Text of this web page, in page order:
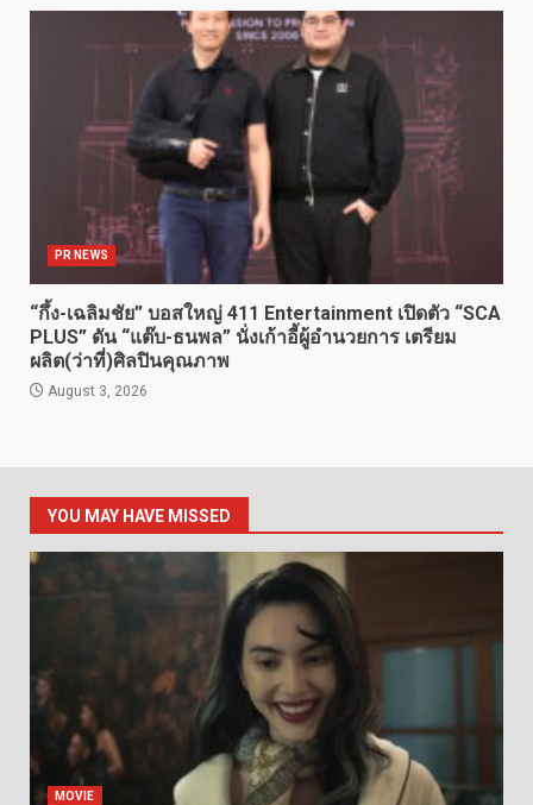
PR NEWS
“กึ้ง-เฉลิมชัย” บอสใหญ่ 411 Entertainment เปิดตัว “SCA
PLUS” ดัน “แต๊บ-ธนพล” นั่งเก้าอี้ผู้อำนวยการ เตรียม
ผลิต(ว่าที่)ศิลปินคุณภาพ
August 3, 2026
YOU MAY HAVE MISSED
MOVIE